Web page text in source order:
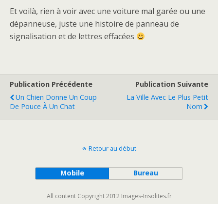
Et voilà, rien à voir avec une voiture mal garée ou une
dépanneuse, juste une histoire de panneau de
signalisation et de lettres effacées
Publication Précédente
Un Chien Donne Un Coup
De Pouce À Un Chat
Publication Suivante
La Ville Avec Le Plus Petit
Nom
Retour au début
Mobile Bureau
All content Copyright 2012 Images-Insolites.fr